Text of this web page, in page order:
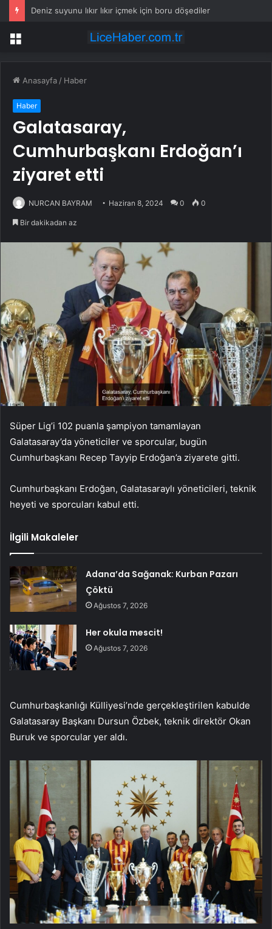
Deniz suyunu lıkır lıkır içmek için boru döşediler
Menü
Anasayfa / Haber
Haber
Galatasaray,
Cumhurbaşkanı Erdoğan’ı
ziyaret etti
NURCAN BAYRAM Haziran 8, 2024 0 0
Bir dakikadan az
Süper Lig’i 102 puanla şampiyon tamamlayan
Galatasaray’da yöneticiler ve sporcular, bugün
Cumhurbaşkanı Recep Tayyip Erdoğan’a ziyarete gitti.
Cumhurbaşkanı Erdoğan, Galatasaraylı yöneticileri, teknik
heyeti ve sporcuları kabul etti.
İlgili Makaleler
Adana’da Sağanak: Kurban Pazarı
Çöktü
Ağustos 7, 2026
Her okula mescit!
Ağustos 7, 2026
Cumhurbaşkanlığı Külliyesi’nde gerçekleştirilen kabulde
Galatasaray Başkanı Dursun Özbek, teknik direktör Okan
Buruk ve sporcular yer aldı.